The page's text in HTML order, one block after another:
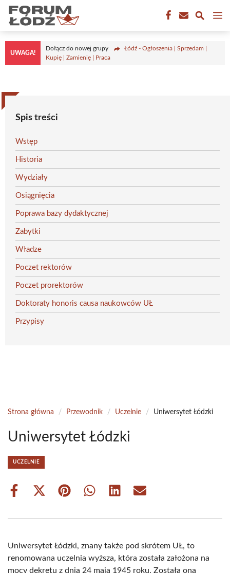
Przejdź
treści
UWAGA!
Dołącz do nowej grupy
Łódź - Ogłoszenia | Sprzedam |
Kupię | Zamienię | Praca
Spis treści
Wstęp
Historia
Wydziały
Osiągnięcia
Poprawa bazy dydaktycznej
Zabytki
Władze
Poczet rektorów
Poczet prorektorów
Doktoraty honoris causa naukowców UŁ
Przypisy
Strona główna / Przewodnik / Uczelnie / Uniwersytet Łódzki
Uniwersytet Łódzki
UCZELNIE
Share
Share
(Twitter)
Share Share Share Share
Uniwersytet Łódzki, znany także pod skrótem UŁ, to
renomowana uczelnia wyższa, która została założona na
mocy dekretu z dnia 24 maja 1945 roku. Została ona